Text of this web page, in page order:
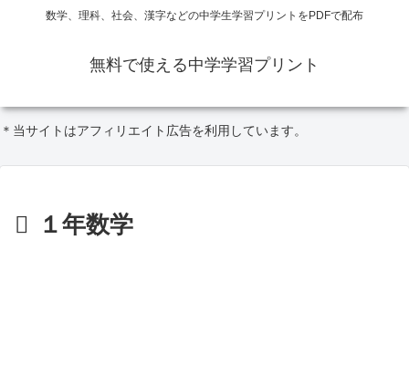
数学、理科、社会、漢字などの中学生学習プリントをPDFで配布
無料で使える中学学習プリント
＊当サイトはアフィリエイト広告を利用しています。
１年数学